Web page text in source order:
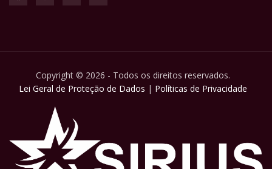
Copyright © 2026 - Todos os direitos reservados.
Lei Geral de Proteção de Dados | Políticas de Privacidade